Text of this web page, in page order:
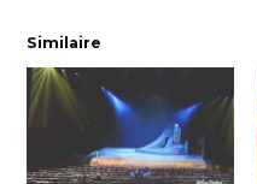
Similaire